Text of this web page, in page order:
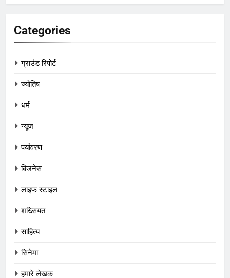
Categories
ग्राउंड रिपोर्ट
ज्योतिष
धर्म
न्यूज
पर्यावरण
बिजनेस
लाइफ स्टाइल
शख्सियत
साहित्य
सिनेमा
हमारे लेखक